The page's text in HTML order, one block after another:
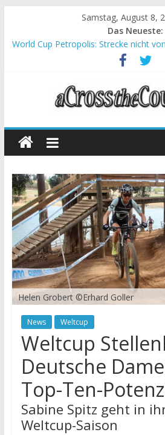
Samstag, August 8,
Das Neueste:
World Cup Petropolis: Strecke nicht
Krumbach und Obergessertshausen:
Supercup Massi Banyoles: Siege für
Halbzeit beim Andalucia Bike Race:
Chelva: Schweizer Doppelsieg beim
Helen Grobert ©Erhard Goller
News Weltcup
Weltcup
Deutsche
Top-Ten-
Sabine Spitz geht in
Weltcup-Saison